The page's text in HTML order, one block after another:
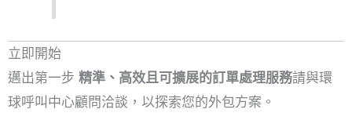
立即開始
邁出第一步 精準、高效且可擴展的訂單處理服務請與環
球呼叫中心顧問洽談，以探索您的外包方案。